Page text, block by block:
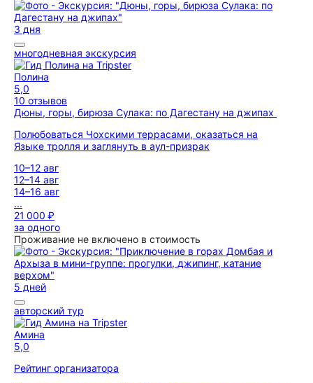
3 дня
многодневная экскурсия
Полина
5,0
10 отзывов
Дюны, горы, бирюза Сулака: по Дагестану на джипах
Полюбоваться Чохскими террасами, оказаться на
Языке тролля и заглянуть в аул-призрак
10–12 авг
12–14 авг
14–16 авг
...
21 000 ₽
за одного
Проживание не включено в стоимость
5 дней
авторский тур
Амина
5,0
Рейтинг организатора